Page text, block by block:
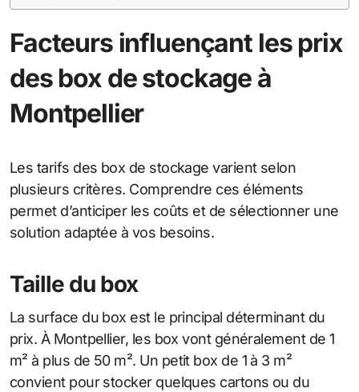
Facteurs influençant les prix
des box de stockage à
Montpellier
Les tarifs des box de stockage varient selon
plusieurs critères. Comprendre ces éléments
permet d’anticiper les coûts et de sélectionner une
solution adaptée à vos besoins.
Taille du box
La surface du box est le principal déterminant du
prix. À Montpellier, les box vont généralement de 1
m² à plus de 50 m². Un petit box de 1 à 3 m²
convient pour stocker quelques cartons ou du